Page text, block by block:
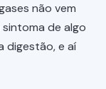
não vem
de algo
digestão, e aí